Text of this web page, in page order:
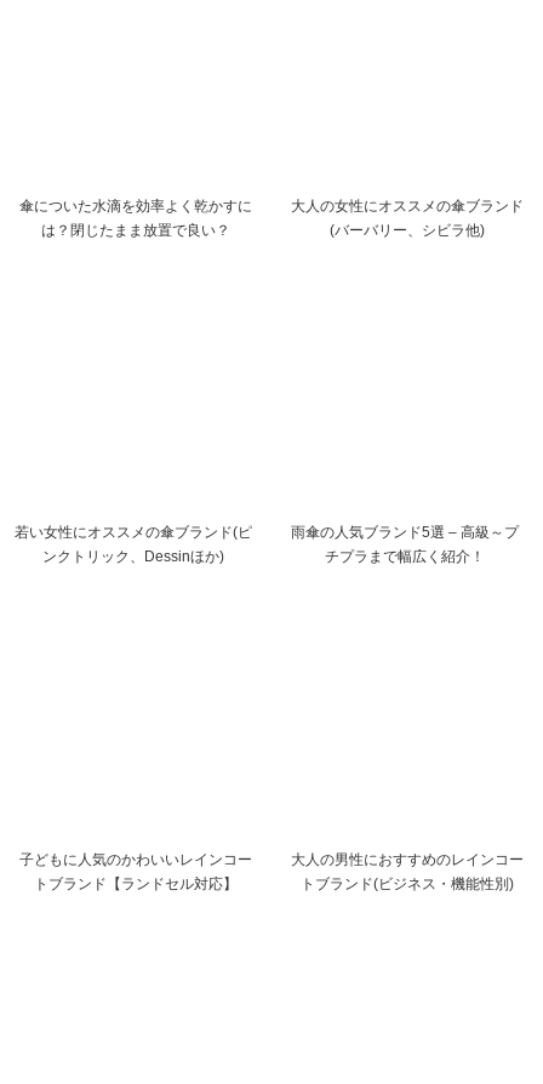
傘についた水滴を効率よく乾かすに
は？閉じたまま放置で良い？
大人の女性にオススメの傘ブランド
(バーバリー、シビラ他)
若い女性にオススメの傘ブランド(ピ
ンクトリック、Dessinほか)
雨傘の人気ブランド5選 – 高級～プ
チプラまで幅広く紹介！
子どもに人気のかわいいレインコー
トブランド【ランドセル対応】
大人の男性におすすめのレインコー
トブランド(ビジネス・機能性別)